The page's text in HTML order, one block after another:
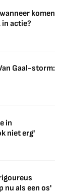
komen
in actie?
Gaal-storm:
in
niet erg'
nu als een os'